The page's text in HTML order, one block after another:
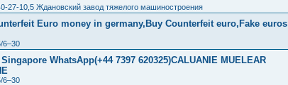
27-10,5 Ждановский завод тяжелого машиностроения
Euro money in germany,Buy Counterfeit euro,Fake euros
6–30
WhatsApp(+44 7397 620325)CALUANIE MUELEAR
6–30